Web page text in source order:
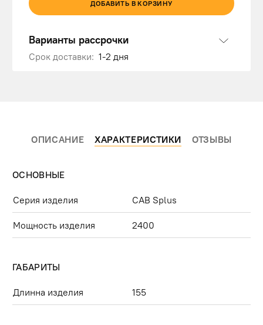
ДОБАВИТЬ В КОРЗИНУ
Варианты рассрочки
Срок доставки: 1-2 дня
ОПИСАНИЕ ХАРАКТЕРИСТИКИ ОТЗЫВЫ
ОСНОВНЫЕ
Серия изделия CAB Splus
Мощность изделия 2400
ГАБАРИТЫ
Длинна изделия 155